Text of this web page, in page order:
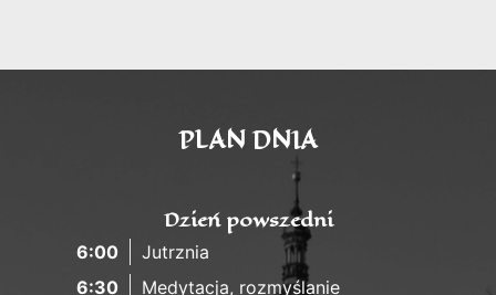
PLAN DNIA
Dzień powszedni
6:00
Jutrznia
6:30
Medytacja, rozmyślanie